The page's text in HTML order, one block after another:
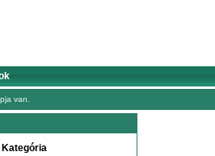
van.
Kategória